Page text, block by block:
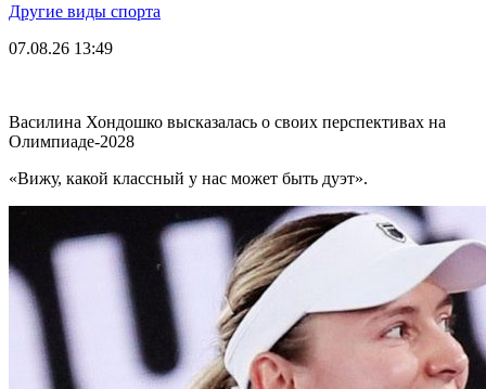
Другие виды спорта
07.08.26 13:49
Василина Хондошко высказалась о своих перспективах на
Олимпиаде-2028
«Вижу, какой классный у нас может быть дуэт».